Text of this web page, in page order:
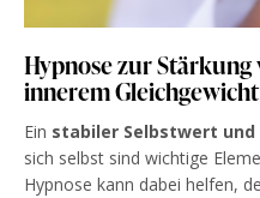
Hypnose zur
innerem Gleichgewicht
Ein stabiler Selbstwert und
sich selbst sind wichtige
Hypnose kann dabei helfen,